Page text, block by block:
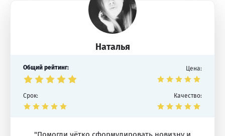
Наталья
Общий рейтинг: Цена:
Срок: Качество: